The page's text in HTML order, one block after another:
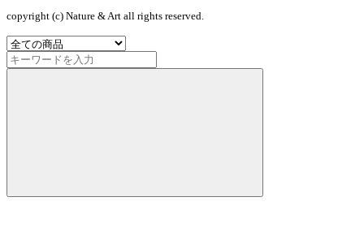
copyright (c) Nature & Art all rights reserved.